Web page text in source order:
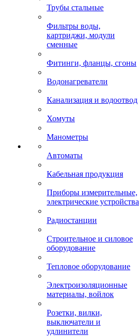
Трубы стальные
Фильтры воды,
картриджи, модули
сменные
Фитинги, фланцы, сгоны
Водонагреватели
Канализация и водоотвод
Хомуты
Манометры
Автоматы
Кабельная продукция
Приборы измерительные,
электрические устройства
Радиостанции
Строительное и силовое
оборудование
Тепловое оборудование
Электроизоляционные
материалы, войлок
Розетки, вилки,
выключатели и
удлинители